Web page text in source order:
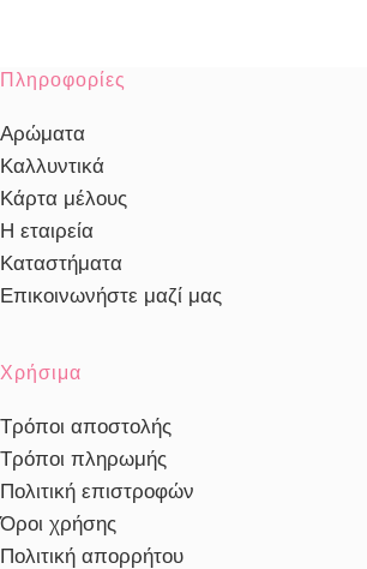
Πληροφορίες
Αρώματα
Καλλυντικά
Κάρτα μέλους
Η εταιρεία
Καταστήματα
Επικοινωνήστε μαζί μας
Χρήσιμα
Τρόποι αποστολής
Τρόποι πληρωμής
Πολιτική επιστροφών
Όροι χρήσης
Πολιτική απορρήτου